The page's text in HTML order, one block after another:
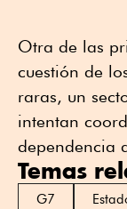
Otra de las
cuestión de
raras, un
intentan
dependencia
Temas
G7